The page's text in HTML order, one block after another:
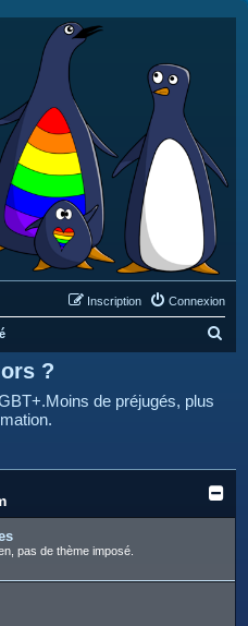
Connexion
Inscription
h
?
de préjugés, plus
pas de thème imposé.